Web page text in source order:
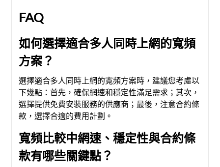
FAQ
如何選擇適合多人同時上網的寬頻
方案？
選擇適合多人同時上網的寬頻方案時，建議您考慮以
下幾點：首先，確保網速和穩定性滿足需求；其次，
選擇提供免費安裝服務的供應商；最後，注意合約條
款，選擇合適的費用計劃。
寬頻比較中網速、穩定性與合約條
款有哪些關鍵點？